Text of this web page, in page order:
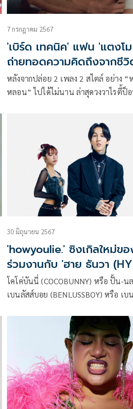
7 กรกฎาคม 2567
'เบิร์ด เทคนิค' แฟน 'แตงโ
ถ่ายทอดความคิดถึงจากชีวิ
ธนวัฒน์'
หลังจากปล่อย 2 เพลง 2 สไตล์ อย่าง
หลอน” ไปได้ไม่นาน ล่าสุดวงวาไรตี้ป็
you)” เพลงช้าสุดเศร้า สไตล์อาร์แอนด์
30 มิถุนายน 2567
'howyoulie.' ซิงเกิลใหม่ข
ร่วมงานกับ 'ฮาย ธันวา
โคโค่บันนี่ (COCOBUNNY) หรือ ปั้น-
เบนลัสส์บอย (BENLUSSBOY) หรือ เ